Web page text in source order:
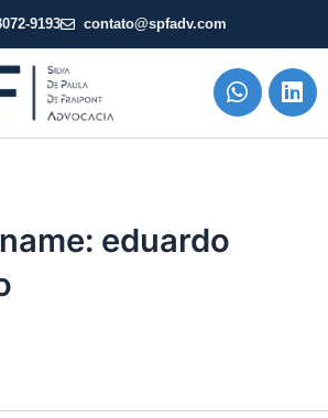
9193 contato@spfadv.com
eduardo